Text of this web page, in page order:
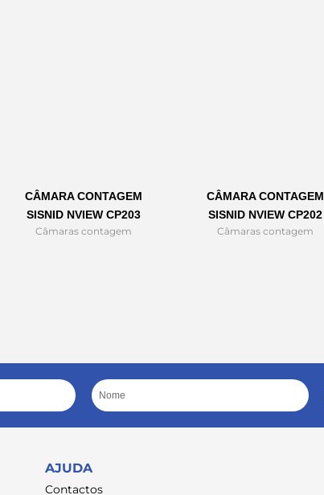
CÂMARA CONTAGEM
SISNID NVIEW CP203
Câmaras contagem
CÂMARA CONTAGEM
SISNID NVIEW CP202
Câmaras contagem
Nome
AJUDA
Contactos